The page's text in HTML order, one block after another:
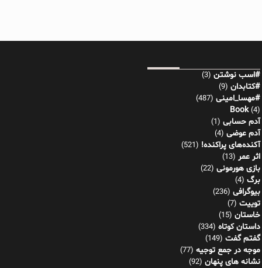
#اسب نوشتن (3)
#کتابدان (9)
#مهسا_امینی (487)
Book(4)
آدم حسابی (1)
آدم عوضی (4)
آکنده‌های پراکنده! (521)
اثر عمر (13)
بازی هورمونی (22)
برگ (4)
بیوگرافی (236)
توییت (7)
خاستان (15)
داستان کوتاه (334)
گفتم گفت (149)
موجه در جمع توجیه (77)
نشانه های پنهان (92)